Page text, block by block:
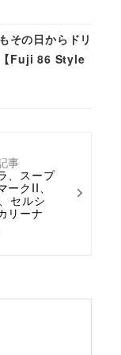
事
、スープ
ークII、
セルシ
リーナ
その日からドリ
Fuji 86 Style